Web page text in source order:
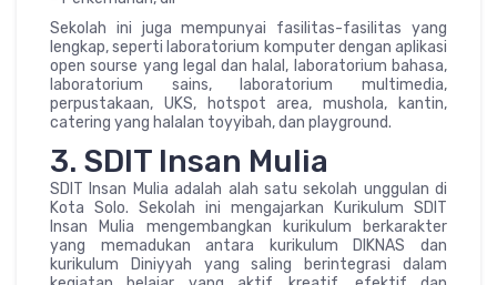
Sekolah ini juga mempunyai fasilitas-fasilitas yang
lengkap, seperti laboratorium komputer dengan aplikasi
open sourse yang legal dan halal, laboratorium bahasa,
laboratorium sains, laboratorium multimedia,
perpustakaan, UKS, hotspot area, mushola, kantin,
catering yang halalan toyyibah, dan playground.
3. SDIT Insan Mulia
SDIT Insan Mulia adalah alah satu sekolah unggulan di
Kota Solo. Sekolah ini mengajarkan Kurikulum SDIT
Insan Mulia mengembangkan kurikulum berkarakter
yang memadukan antara kurikulum DIKNAS dan
kurikulum Diniyyah yang saling berintegrasi dalam